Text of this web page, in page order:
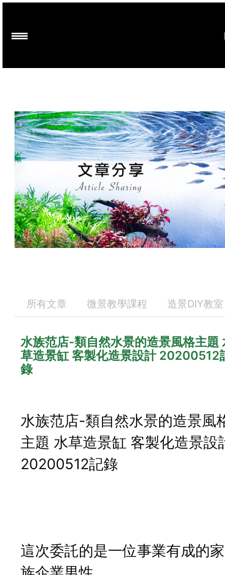
所有文章 微景教學課程 造景DIY教室
水族范店-類自然水景的造景風格主題
草造景缸 客製化造景設計 20200512
錄
水族范店-類自然水景的造景風
主題 水草造景缸 客製化造景設
20200512記錄
這次委託的是一位事業有成的家